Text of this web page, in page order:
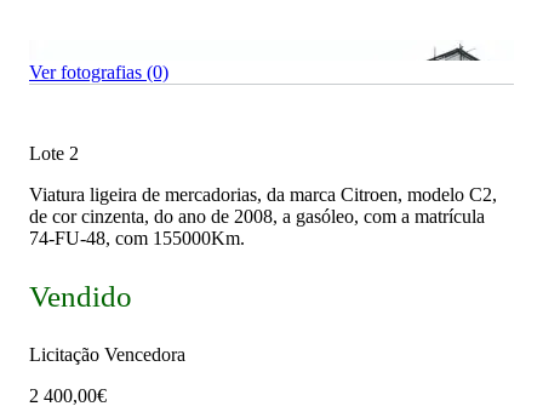
Ver fotografias (0)
Lote 2
Viatura ligeira de mercadorias, da marca Citroen, modelo C2,
de cor cinzenta, do ano de 2008, a gasóleo, com a matrícula
74-FU-48, com 155000Km.
Vendido
Licitação Vencedora
2 400,00€